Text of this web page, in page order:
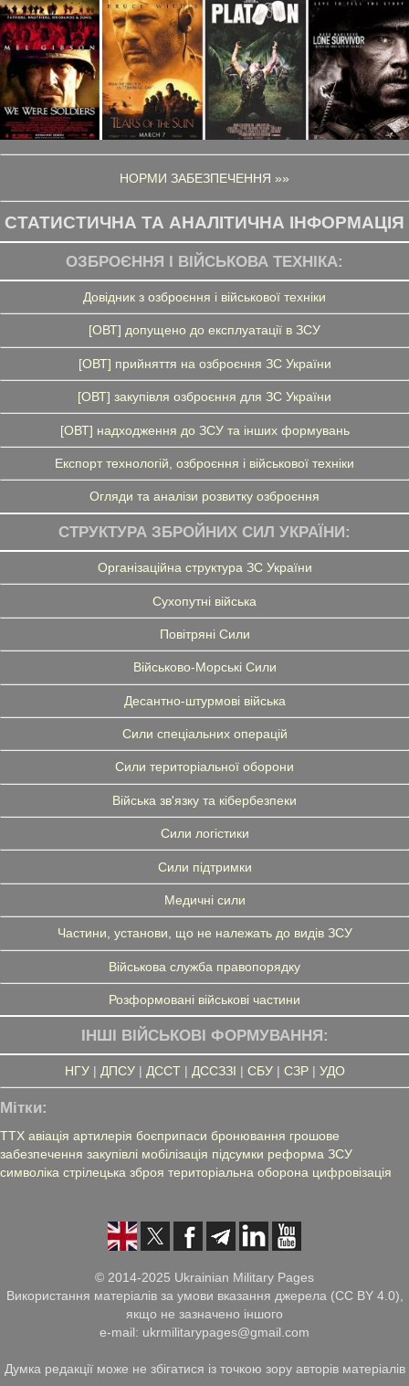
НОРМИ ЗАБЕЗПЕЧЕННЯ »»
СТАТИСТИЧНА ТА АНАЛІТИЧНА ІНФОРМАЦІЯ
ОЗБРОЄННЯ І ВІЙСЬКОВА ТЕХНІКА:
Довідник з озброєння і військової техніки
[ОВТ] допущено до експлуатації в ЗСУ
[ОВТ] прийняття на озброєння ЗС України
[ОВТ] закупівля озброєння для ЗС України
[ОВТ] надходження до ЗСУ та інших формувань
Експорт технологій, озброєння і військової техніки
Огляди та аналізи розвитку озброєння
СТРУКТУРА ЗБРОЙНИХ СИЛ УКРАЇНИ:
Організаційна структура ЗС України
Сухопутні війська
Повітряні Сили
Військово-Морські Сили
Десантно-штурмові війська
Сили спеціальних операцій
Сили територіальної оборони
Війська зв'язку та кібербезпеки
Сили логістики
Сили підтримки
Медичні сили
Частини, установи, що не належать до видів ЗСУ
Військова служба правопорядку
Розформовані військові частини
ІНШІ ВІЙСЬКОВІ ФОРМУВАННЯ:
НГУ| ДПСУ| ДССТ| ДССЗЗІ | СБУ| СЗР| УДО
Мітки:
ТТХ авіація артилерія боєприпаси бронювання грошове
забезпечення закупівлі мобілізація підсумки реформа ЗСУ
символіка стрілецька зброя територіальна оборона цифровізація
© 2014-2025 Ukrainian Military Pages
Використання матеріалів за умови вказання джерела (CC BY 4.0),
якщо не зазначено іншого
e-mail: ukrmilitarypages@gmail.com
Думка редакції може не збігатися із точкою зору авторів матеріалів